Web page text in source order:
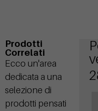
Prodotti
Correlati
Ecco un'area
dedicata a una
selezione di
prodotti pensati